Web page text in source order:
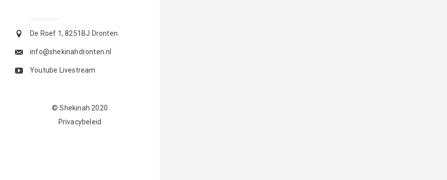
De Roef 1, 8251BJ Dronten
info@shekinahdronten.nl
Youtube Livestream
© Shekinah 2020
Privacybeleid